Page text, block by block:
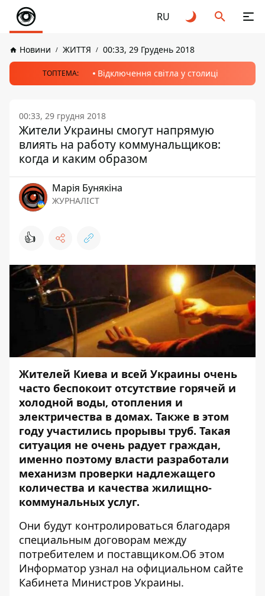
RU
Новини ЖИТТЯ 00:33, 29 Грудень 2018
ТОПТЕМА: Відключення світла у столиці
00:33, 29 грудня 2018
Жители Украины смогут напрямую
влиять на работу коммунальщиков:
когда и каким образом
Марія Бунякіна
ЖУРНАЛІСТ
👍
Жителей Киева и всей Украины очень
часто беспокоит отсутствие горячей и
холодной воды, отопления и
электричества в домах. Также в этом
году участились прорывы труб. Такая
ситуация не очень радует граждан,
именно поэтому власти разработали
механизм проверки надлежащего
количества и качества жилищно-
коммунальных услуг.
Они будут контролироваться благодаря
специальным договорам между
потребителем и поставщиком.Об этом
Информатор узнал на официальном сайте
Кабинета Министров Украины.